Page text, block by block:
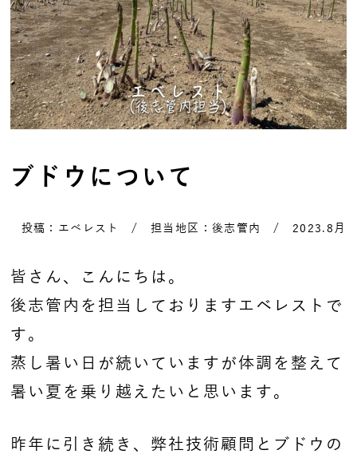
ブドウについて
投稿：エベレスト / 担当地区：後志管内 / 2023.8月
皆さん、こんにちは。
後志管内を担当しておりますエベレストで
す。
蒸し暑い日が続いていますが体調を整えて
暑い夏を乗り越えたいと思います。
昨年に引き続き、弊社技術顧問とブドウの